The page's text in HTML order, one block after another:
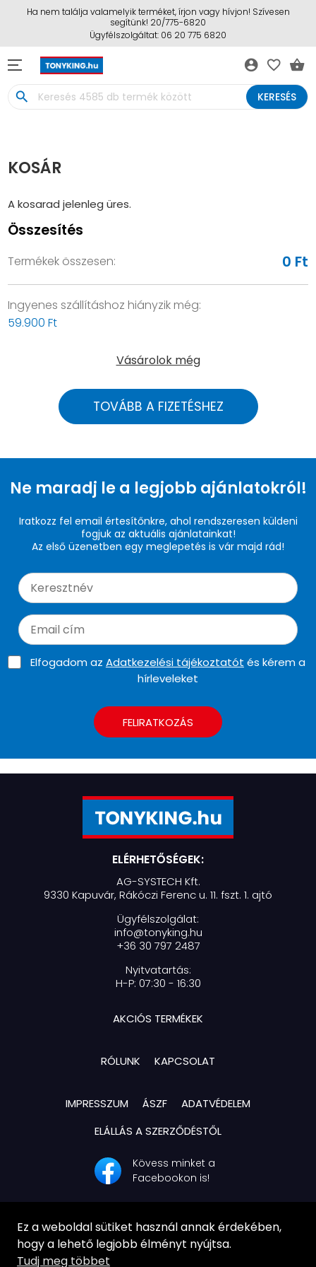
Ha nem találja valamelyik terméket, írjon vagy hívjon! Szívesen
segítünk! 20/775-6820
Ügyfélszolgáltat: 06 20 775 6820
account_circle favorite_border shopping_basket
search KERESÉS
KOSÁR
A kosarad jelenleg üres.
Összesítés
Termékek összesen: 0 Ft
Ingyenes szállításhoz hiányzik még:
59.900 Ft
Vásárolok még
TOVÁBB A FIZETÉSHEZ
Ne maradj le a legjobb ajánlatokról!
Iratkozz fel email értesítőnkre, ahol rendszeresen küldeni
fogjuk az aktuális ajánlatainkat!
Az első üzenetben egy meglepetés is vár majd rád!
Elfogadom az Adatkezelési tájékoztatót és kérem a
hírleveleket
FELIRATKOZÁS
ELÉRHETŐSÉGEK:
AG-SYSTECH Kft.
9330 Kapuvár, Rákóczi Ferenc u. 11. fszt. 1. ajtó
Ügyfélszolgálat:
info@tonyking.hu
+36 30 797 2487
Nyitvatartás:
H-P: 07:30 - 16:30
AKCIÓS TERMÉKEK
RÓLUNK KAPCSOLAT
IMPRESSZUM ÁSZF
ADATVÉDELEM
ELÁLLÁS A SZERZŐDÉSTŐL
Kövess minket a
Facebookon is!
© Ag-Systech Kft. | Minden jog fenntartva!
Ez a weboldal sütiket használ annak érdekében,
hogy a lehető legjobb élményt nyújtsa.
Tudj meg többet